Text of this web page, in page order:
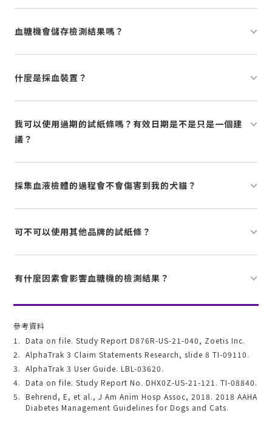
血糖機會儲存檢測結果嗎？
什麼是採血裝置？
我可以使用過期的試紙條嗎？有效日期是不是只是一個建
議？
採集血液檢體的過程會不會傷害到我的犬貓？
可不可以使用其他品牌的試紙條？
有什麼因素會影響血糖機的檢測結果？
參考資料
1.
Data on file. Study Report D876R-US-21-040, Zoetis Inc.
2.
AlphaTrak 3 Claim Statements Research, slide 8 TI-09110.
3.
AlphaTrak 3 User Guide. LBL-03620.
4.
Data on file. Study Report No. DHX0Z-US-21-121. TI-08840.
5.
Behrend, E, et al., J Am Anim Hosp Assoc, 2018. 2018 AAHA
Diabetes Management Guidelines for Dogs and Cats.